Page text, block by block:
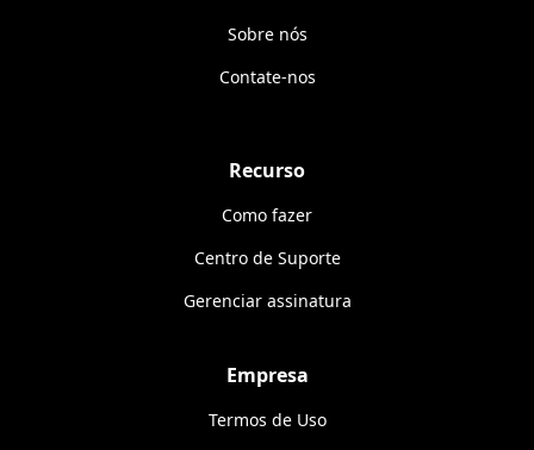
Sobre nós
Contate-nos
Recurso
Como fazer
Centro de Suporte
Gerenciar assinatura
Empresa
Termos de Uso